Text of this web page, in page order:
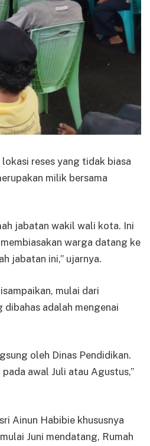
reses yang tidak biasa
milik bersama
jabatan wakil wali kota. Ini
warga datang ke
jabatan ini,” ujarnya.
mulai dari
adalah mengenai
oleh Dinas Pendidikan.
awal Juli atau Agustus,”
Ainun Habibie khususnya
Juni mendatang, Rumah